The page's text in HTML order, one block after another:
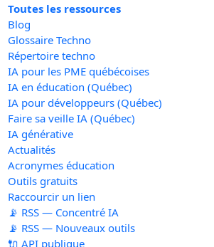
Toutes les ressources
Blog
Glossaire Techno
Répertoire techno
IA pour les PME québécoises
IA en éducation (Québec)
IA pour développeurs (Québec)
Faire sa veille IA (Québec)
IA générative
Actualités
Acronymes éducation
Outils gratuits
Raccourcir un lien
📡 RSS — Concentré IA
📡 RSS — Nouveaux outils
🔌 API publique